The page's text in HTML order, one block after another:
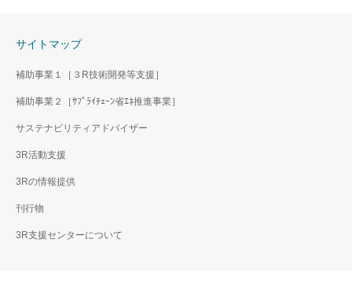
サイトマップ
補助事業１［３R技術開発等支援］
補助事業２［ｻﾌﾟﾗｲﾁｪｰﾝ省ｴﾈ推進事業］
サステナビリティアドバイザー
3R活動支援
3Rの情報提供
刊行物
3R支援センターについて